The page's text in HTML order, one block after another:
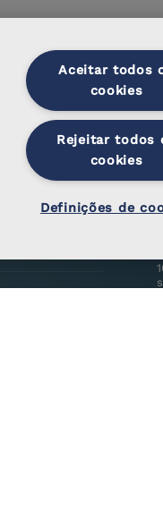
Aceitar todos
cookies
Rejeitar todos
cookies
Definições de